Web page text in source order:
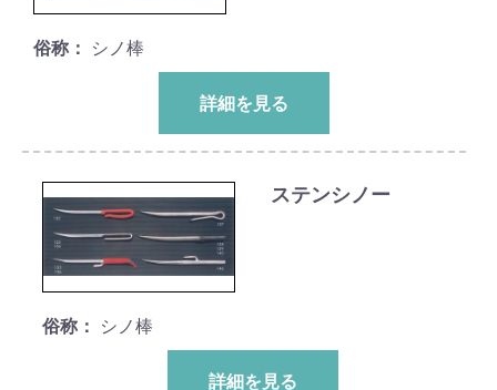
俗称： シノ棒
詳細を見る
ステンシノー
俗称： シノ棒
詳細を見る